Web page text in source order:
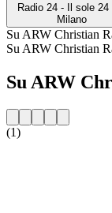
Radio 24 - Il sole 24
Milano
Su ARW Christian
Su ARW Christian
Su ARW
(1)